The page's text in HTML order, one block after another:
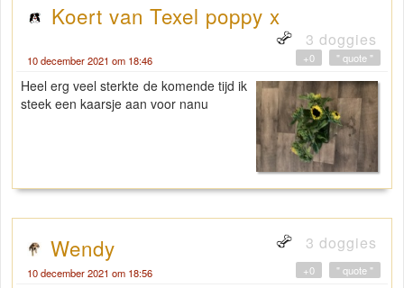
Koert van Texel poppy x
3 doggies
10 december 2021 om 18:46 " quote "
+0
Heel erg veel sterkte de komende tijd ik
steek een kaarsje aan voor nanu
Wendy 3 doggies
10 december 2021 om 18:56 " quote "
+0